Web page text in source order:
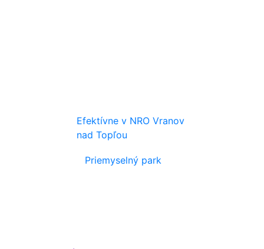
Efektívne v NRO Vranov
nad Topľou
Priemyselný park